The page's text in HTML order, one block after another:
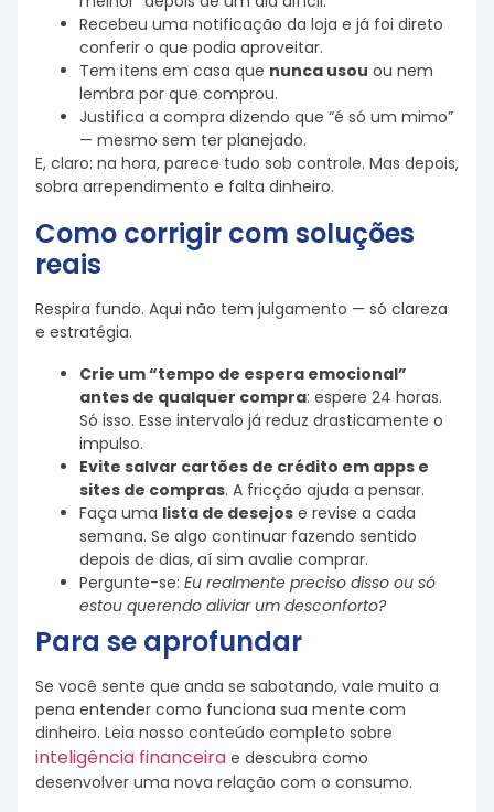
Recebeu uma notificação da loja e já foi direto
conferir o que podia aproveitar.
Tem itens em casa que nunca usou ou nem
lembra por que comprou.
Justifica a compra dizendo que “é só um mimo”
— mesmo sem ter planejado.
E, claro: na hora, parece tudo sob controle. Mas depois,
sobra arrependimento e falta dinheiro.
Como corrigir com soluções
reais
Respira fundo. Aqui não tem julgamento — só clareza
e estratégia.
Crie um “tempo de espera emocional”
antes de qualquer compra: espere 24 horas.
Só isso. Esse intervalo já reduz drasticamente o
impulso.
Evite salvar cartões de crédito em apps e
sites de compras. A fricção ajuda a pensar.
Faça uma lista de desejos e revise a cada
semana. Se algo continuar fazendo sentido
depois de dias, aí sim avalie comprar.
Pergunte-se: Eu realmente preciso disso ou só
estou querendo aliviar um desconforto?
Para se aprofundar
Se você sente que anda se sabotando, vale muito a
pena entender como funciona sua mente com
dinheiro. Leia nosso conteúdo completo sobre
inteligência financeira e descubra como
desenvolver uma nova relação com o consumo.